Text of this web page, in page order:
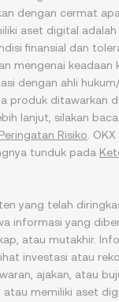
dengan cermat
aset digital
finansial dan
mengenai keadaan
dengan ahli
produk ditawarkan
lanjut, silakan baca
Peringatan Risiko .
tunduk pada
yang telah
informasi yang
atau mutakhir.
investasi atau
ajakan, atau
atau memiliki aset